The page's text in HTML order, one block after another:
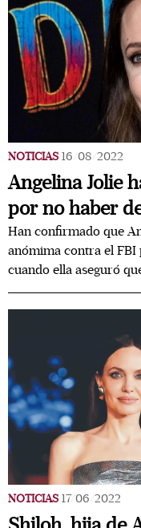
NOTICIAS 16/08/2022
Angelina Jolie
por no haber
Han confirmado que
anómima contra el
cuando ella aseguró
NOTICIAS 17/06/2022